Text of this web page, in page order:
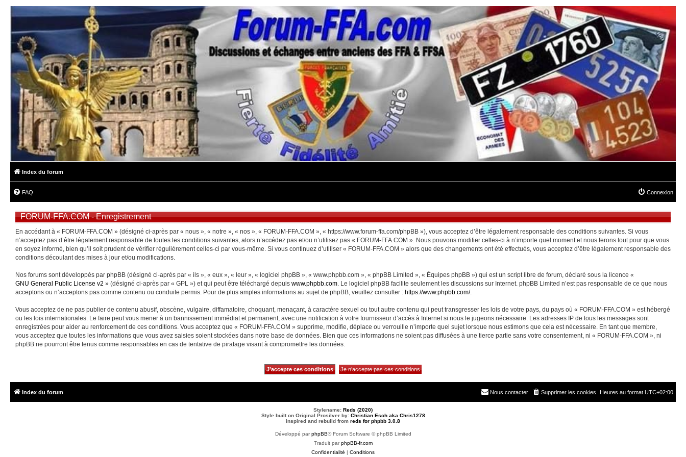
Index du forum
FAQ Connexion
FORUM-FFA.COM - Enregistrement
En accédant à « FORUM-FFA.COM » (désigné ci-après par « nous », « notre », « nos », « FORUM-FFA.COM », « https://www.forum-ffa.com/phpBB »), vous acceptez d’être légalement responsable des conditions suivantes. Si vous
n’acceptez pas d’être légalement responsable de toutes les conditions suivantes, alors n’accédez pas et/ou n’utilisez pas « FORUM-FFA.COM ». Nous pouvons modifier celles-ci à n’importe quel moment et nous ferons tout pour que vous
en soyez informé, bien qu’il soit prudent de vérifier régulièrement celles-ci par vous-même. Si vous continuez d’utiliser « FORUM-FFA.COM » alors que des changements ont été effectués, vous acceptez d’être légalement responsable des
conditions découlant des mises à jour et/ou modifications.
Nos forums sont développés par phpBB (désigné ci-après par « ils », « eux », « leur », « logiciel phpBB », « www.phpbb.com », « phpBB Limited », « Équipes phpBB ») qui est un script libre de forum, déclaré sous la licence «
GNU General Public License v2 » (désigné ci-après par « GPL ») et qui peut être téléchargé depuis www.phpbb.com. Le logiciel phpBB facilite seulement les discussions sur Internet. phpBB Limited n’est pas responsable de ce que nous
acceptons ou n’acceptons pas comme contenu ou conduite permis. Pour de plus amples informations au sujet de phpBB, veuillez consulter : https://www.phpbb.com/.
Vous acceptez de ne pas publier de contenu abusif, obscène, vulgaire, diffamatoire, choquant, menaçant, à caractère sexuel ou tout autre contenu qui peut transgresser les lois de votre pays, du pays où « FORUM-FFA.COM » est hébergé
ou les lois internationales. Le faire peut vous mener à un bannissement immédiat et permanent, avec une notification à votre fournisseur d’accès à Internet si nous le jugeons nécessaire. Les adresses IP de tous les messages sont
enregistrées pour aider au renforcement de ces conditions. Vous acceptez que « FORUM-FFA.COM » supprime, modifie, déplace ou verrouille n’importe quel sujet lorsque nous estimons que cela est nécessaire. En tant que membre,
vous acceptez que toutes les informations que vous avez saisies soient stockées dans notre base de données. Bien que ces informations ne soient pas diffusées à une tierce partie sans votre consentement, ni « FORUM-FFA.COM », ni
phpBB ne pourront être tenus comme responsables en cas de tentative de piratage visant à compromettre les données.
Index du forum Heures au format UTC+02:00
Supprimer les cookies
Nous contacter
Stylename: Reds (2020)
Style built on Original Prosilver by: Christian Esch aka Chris1278
inspired and rebuild from reds for phpbb 3.0.8
Développé parphpBB® Forum Software © phpBB Limited
Traduit parphpBB-fr.com
Confidentialité | Conditions